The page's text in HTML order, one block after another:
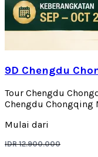
9D Chengdu
Tour Chengdu
Chengdu Chongqing
Mulai dari
IDR 12.900.000